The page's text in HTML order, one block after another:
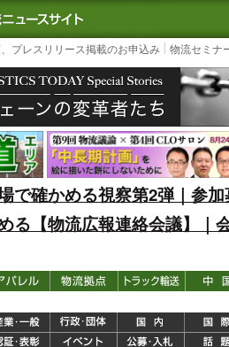
｜国内最大の物流ニュースサイ
3PL,
プレスリリース掲載のお申込み 物流セミナ
で確かめる視察第2弾｜参加
る【物流広報連絡会議】｜